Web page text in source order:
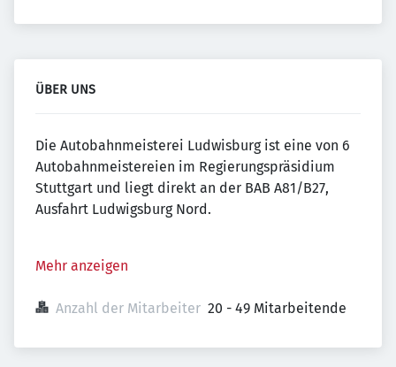
ÜBER UNS
Die Autobahnmeisterei Ludwisburg ist eine von 6
Autobahnmeistereien im Regierungspräsidium
Stuttgart und liegt direkt an der BAB A81/B27,
Ausfahrt Ludwigsburg Nord.
Mehr anzeigen
Anzahl der Mitarbeiter 20 - 49 Mitarbeitende